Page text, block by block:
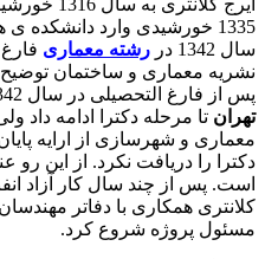
ایرج
1335 خورشیدی وارد دانشکده
سال 1342 در
رشته معماری
نشریه معماری و ساختمان
پس از فارغ التحصیلی در سال 1342 از
تهران تا مرحله دکترا ادامه داد
معماری و شهرسازی از ارایه
دکترا را دریافت نکرد. از این
است. پس از چند سال کار آزاد
کلانتری همکاری با دفاتر
مسئول پروژه شروع کرد.